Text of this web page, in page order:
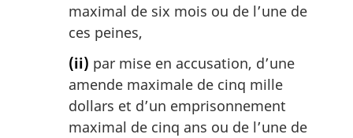
maximal de six mois ou de l’une de
ces peines,
(ii) par mise en accusation, d’une
amende maximale de cinq mille
dollars et d’un emprisonnement
maximal de cinq ans ou de l’une de